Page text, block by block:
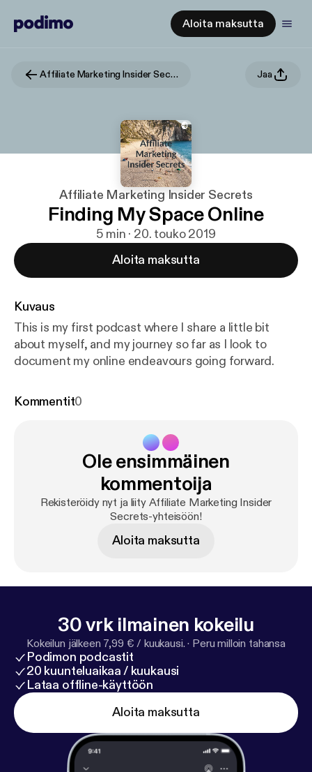
Aloita maksutta
Affiliate Marketing Insider Secrets Jaa
Affiliate Marketing Insider Secrets
Finding My Space Online
5 min · 20. touko 2019
Aloita maksutta
Kuvaus
This is my first podcast where I share a little bit
about myself, and my journey so far as I look to
document my online endeavours going forward.
Kommentit0
Ole ensimmäinen
kommentoija
Rekisteröidy nyt ja liity Affiliate Marketing Insider
Secrets-yhteisöön!
Aloita maksutta
30 vrk ilmainen kokeilu
Kokeilun jälkeen 7,99 € / kuukausi. · Peru milloin tahansa
Podimon podcastit
20 kuunteluaikaa / kuukausi
Lataa offline-käyttöön
Aloita maksutta